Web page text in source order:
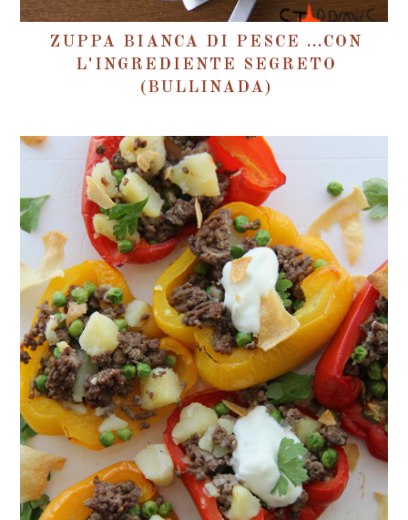
ZUPPA BIANCA DI PESCE ...CON
L'INGREDIENTE SEGRETO
(BULLINADA)